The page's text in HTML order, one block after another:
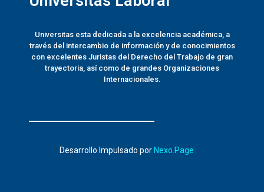
Universitas esta dedicada a la excelencia académica, a
través del intercambio de información y de conocimientos
con excelentes Juristas del Derecho del Trabajo de gran
trayectoria, así como de grandes Organizaciones
Internacionales.
Desarrollo Impulsado por Nexo.Page